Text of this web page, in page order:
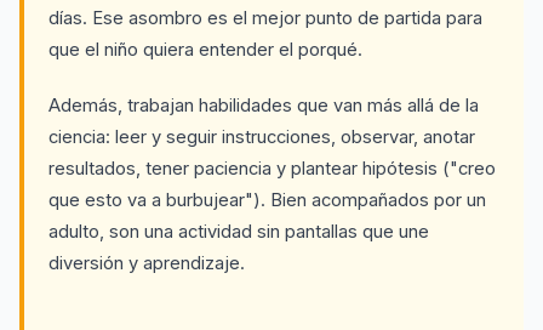
días. Ese asombro es el mejor punto de partida para
que el niño quiera entender el porqué.
Además, trabajan habilidades que van más allá de la
ciencia: leer y seguir instrucciones, observar, anotar
resultados, tener paciencia y plantear hipótesis ("creo
que esto va a burbujear"). Bien acompañados por un
adulto, son una actividad sin pantallas que une
diversión y aprendizaje.